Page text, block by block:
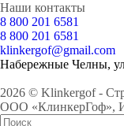
Наши контакты
8 800 201 6581
8 800 201 6581
klinkergof@gmail.com
Набережные Челны,
2026 © Klinkergof -
ООО «КлинкерГоф»,